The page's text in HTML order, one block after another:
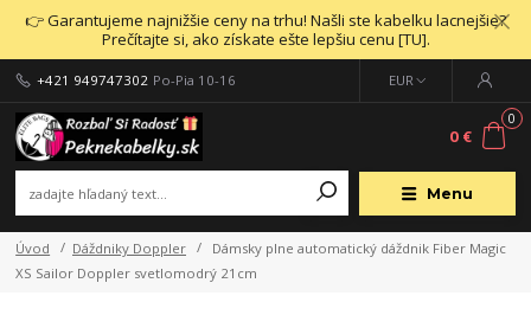
👉 Garantujeme najnižšie ceny na trhu! Našli ste kabelku lacnejšie?
Prečítajte si, ako získate ešte lepšiu cenu [TU].
Menu
EUR
+421 949747302 Po-Pia 10-16
0
0 €
Úvod Dáždniky Doppler
Dámsky plne automatický dáždnik Fiber Magic
XS Sailor Doppler svetlomodrý 21cm